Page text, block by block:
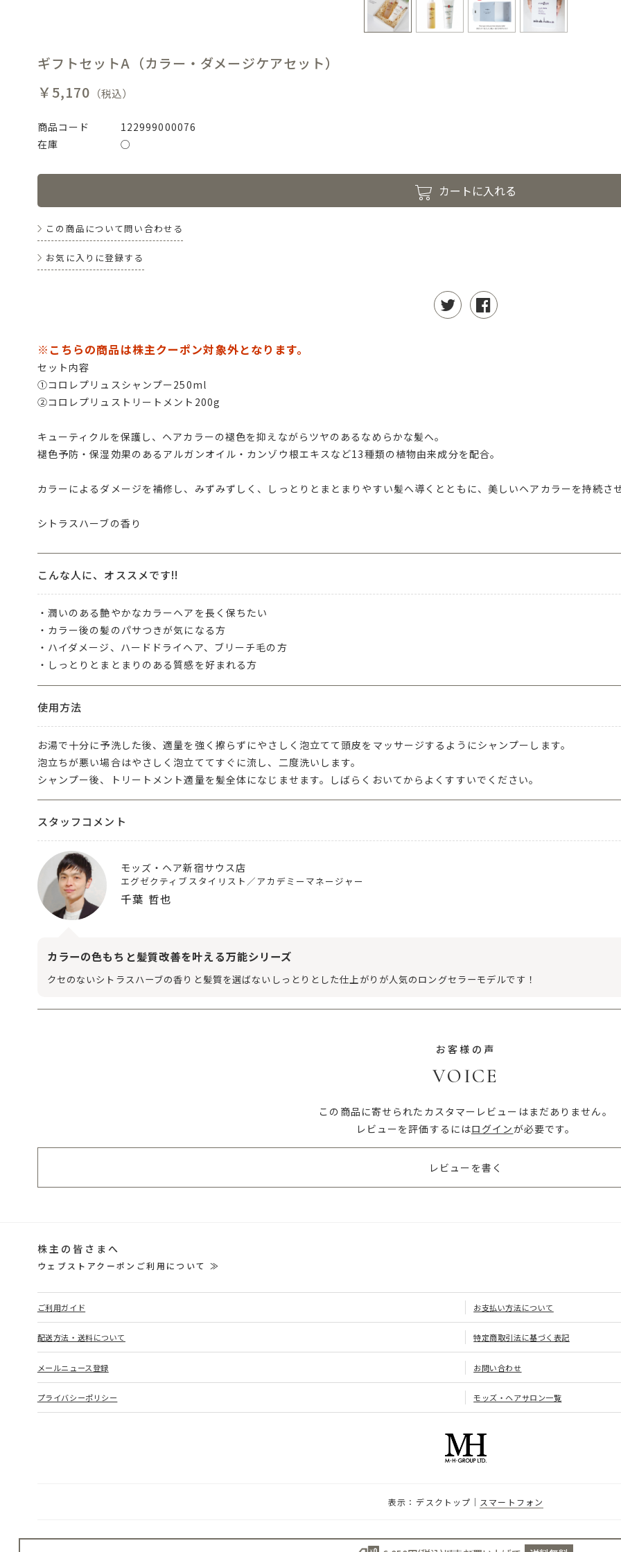
ギフトセットA（カラー・ダメージケアセット）
￥5,170 （税込）
商品コード
122999000076
在庫
○
カートに入れる
この商品について問い合わせる
お気に入りに登録する
※こちらの商品は株主クーポン対象外となります。
セット内容
①コロレプリュスシャンプー250ml
②コロレプリュストリートメント200g
キューティクルを保護し、ヘアカラーの褪色を抑えながらツヤのあるなめらかな髪へ。
褪色予防・保湿効果のあるアルガンオイル・カンゾウ根エキスなど13種類の植物由来成分を配合。
カラーによるダメージを補修し、みずみずしく、しっとりとまとまりやすい髪へ導くとともに、美しいヘアカラーを持続さ
シトラスハーブの香り
こんな人に、オススメです!!
・潤いのある艶やかなカラーヘアを長く保ちたい
・カラー後の髪のパサつきが気になる方
・ハイダメージ、ハードドライヘア、ブリーチ毛の方
・しっとりとまとまりのある質感を好まれる方
使用方法
お湯で十分に予洗した後、適量を強く擦らずにやさしく泡立てて頭皮をマッサージするようにシャンプーします。
泡立ちが悪い場合はやさしく泡立ててすぐに流し、二度洗いします。
シャンプー後、トリートメント適量を髪全体になじませます。しばらくおいてからよくすすいでください。
スタッフコメント
モッズ・ヘア新宿サウス店
エグゼクティブスタイリスト／アカデミーマネージャー
千葉 哲也
カラーの色もちと髪質改善を叶える万能シリーズ
クセのないシトラスハーブの香りと髪質を選ばないしっとりとした仕上がりが人気のロングセラーモデルです！
お客様の声
VOICE
この商品に寄せられたカスタマーレビューはまだありません。
レビューを評価するにはログインが必要です。
レビューを書く
株主の皆さまへ
ウェブストアクーポンご利用について ≫
ご利用ガイド お支払い方法について
配送方法・送料について 特定商取引法に基づく表記
メールニュース登録 お問い合わせ
プライバシーポリシー モッズ・ヘアサロン一覧
デスクトップ スマートフォン